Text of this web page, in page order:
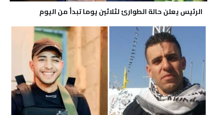
الرئيس يعلن حالة الطوارئ لثلاثين يوما تبدأ من اليوم